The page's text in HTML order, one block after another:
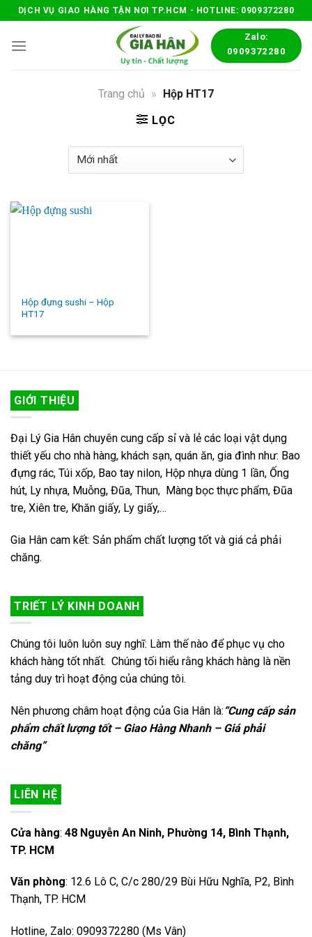
Skip
to
content
DỊCH VỤ GIAO HÀNG TẬN NƠI TP.HCM - HOTLINE: 0909372280
Zalo:
0909372280
Trang chủ » Hộp HT17
LỌC
Hộp đựng sushi – Hộp
HT17
GIỚI THIỆU
Đại Lý Gia Hân chuyên cung cấp sỉ và lẻ các loại vật dụng
thiết yếu cho nhà hàng, khách sạn, quán ăn, gia đình như: Bao
đựng rác, Túi xốp, Bao tay nilon, Hộp nhựa dùng 1 lần, Ống
hút, Ly nhựa, Muỗng, Đũa, Thun, Màng bọc thực phẩm, Đũa
tre, Xiên tre, Khăn giấy, Ly giấy,…
Gia Hân cam kết: Sản phẩm chất lượng tốt và giá cả phải
chăng.
TRIẾT LÝ KINH DOANH
Chúng tôi luôn luôn suy nghĩ: Làm thế nào để phục vụ cho
khách hàng tốt nhất. Chúng tối hiểu rằng khách hàng là nền
tảng duy trì hoạt động của chúng tôi.
Nên phương châm hoạt động của Gia Hân là: “Cung cấp sản
phẩm chất lượng tốt – Giao Hàng Nhanh – Giá phải
chăng”
LIÊN HỆ
Cửa hàng: 48 Nguyễn An Ninh, Phường 14, Bình Thạnh,
TP. HCM
Văn phòng: 12.6 Lô C, C/c 280/29 Bùi Hữu Nghĩa, P2, Bình
Thạnh, TP. HCM
Hotline, Zalo: 0909372280 (Ms Vân)